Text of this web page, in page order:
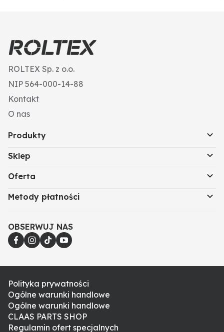
ROLTEX Sp. z o.o.
NIP 564-000-14-88
Kontakt
O nas
Produkty
Sklep
Oferta
Metody płatności
OBSERWUJ NAS
Polityka prywatności
Ogólne warunki handlowe
Ogólne warunki handlowe
CLAAS PARTS SHOP
Regulamin ofert specjalnych